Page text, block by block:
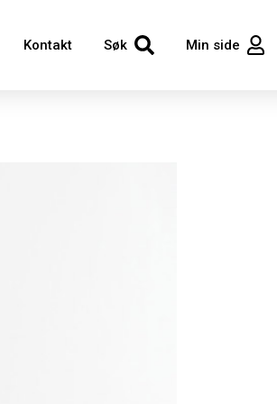
Kontakt Søk Min side